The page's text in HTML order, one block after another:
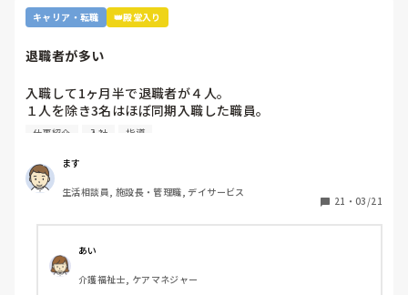
キャリア・転職 👑殿堂入り
退職者が多い
入職して1ヶ月半で退職者が４人。
１人を除き3名はほぼ同期入職した職員。
辞める理由は2名の職員の指導仕方。
ヶ月位で質問出来ない環境、それでは続かないですよね。
自分も先に相談させて頂きましたが。
２カ月前に退職願提出ですが、まだ試用期間1ヶ月半、試用
紹介会社には悪く感じますが、心的にしんどい。今日も何言
仕事紹介 入社 指導
ます
生活相談員, 施設長・管理職, デイサービス
21 ・ 03/21
あい
介護福祉士, ケアマネジャー